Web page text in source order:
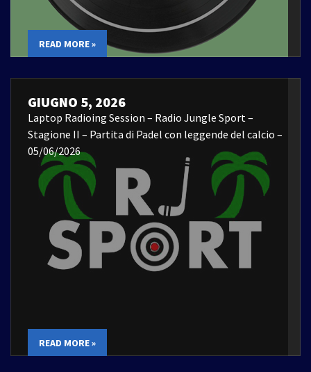
READ MORE »
GIUGNO 5, 2026
Laptop Radioing Session – Radio Jungle Sport –
Stagione II – Partita di Padel con leggende del calcio –
05/06/2026
READ MORE »